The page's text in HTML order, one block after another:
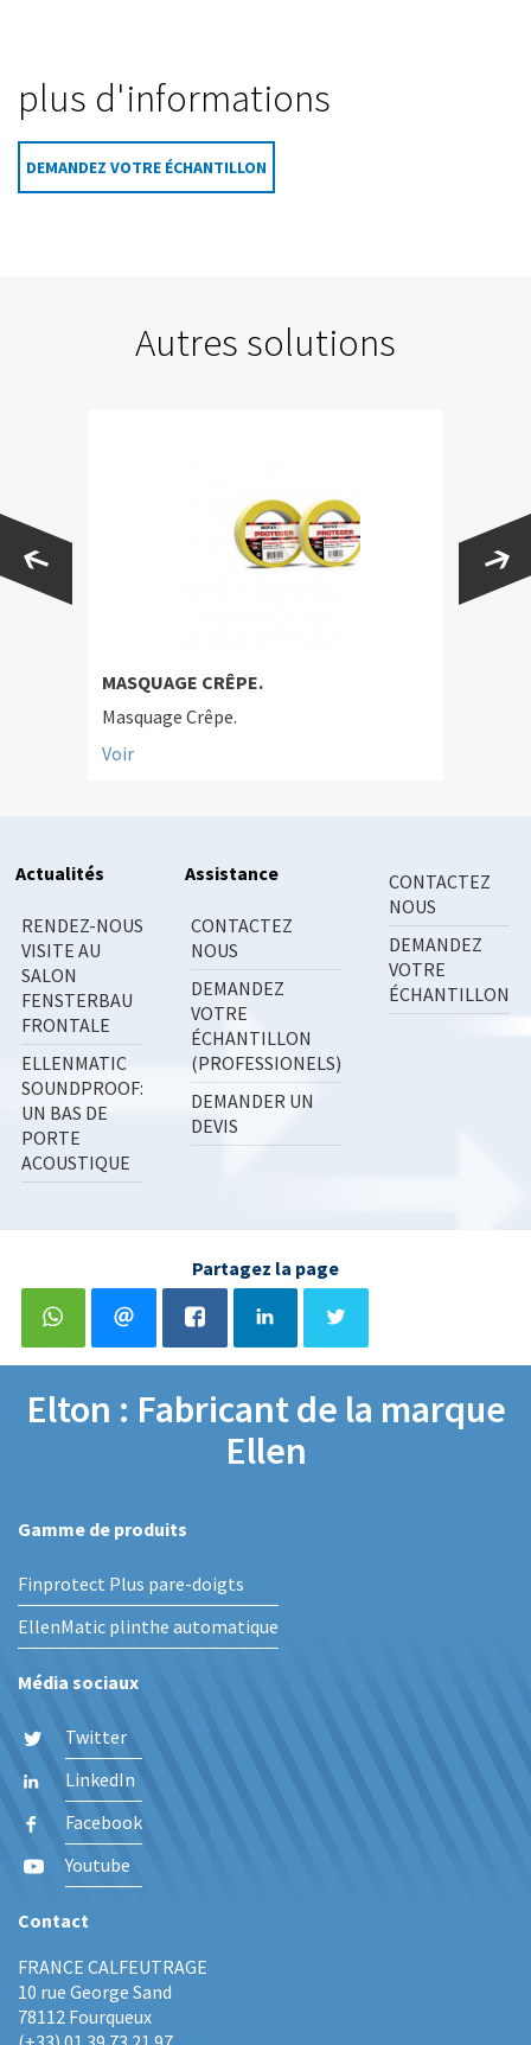
plus d'informations
DEMANDEZ VOTRE ÉCHANTILLON
Autres solutions
MASQUAGE CRÊPE.
Masquage Crêpe.
Voir
Actualités
RENDEZ-NOUS
VISITE AU
SALON
FENSTERBAU
FRONTALE
ELLENMATIC
SOUNDPROOF:
UN BAS DE
PORTE
ACOUSTIQUE
Assistance
CONTACTEZ
NOUS
DEMANDEZ
VOTRE
ÉCHANTILLON
(PROFESSIONELS)
DEMANDER UN
DEVIS
CONTACTEZ
NOUS
DEMANDEZ
VOTRE
ÉCHANTILLON
Partagez la page
Elton : Fabricant de la marque
Ellen
Gamme de produits
Finprotect Plus pare-doigts
EllenMatic plinthe automatique
Média sociaux
Twitter
LinkedIn
Facebook
Youtube
Contact
FRANCE CALFEUTRAGE
10 rue George Sand
78112 Fourqueux